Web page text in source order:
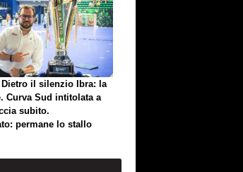
Dietro il silenzio Ibra: la
Curva Sud intitolata a
subito.
permane lo stallo